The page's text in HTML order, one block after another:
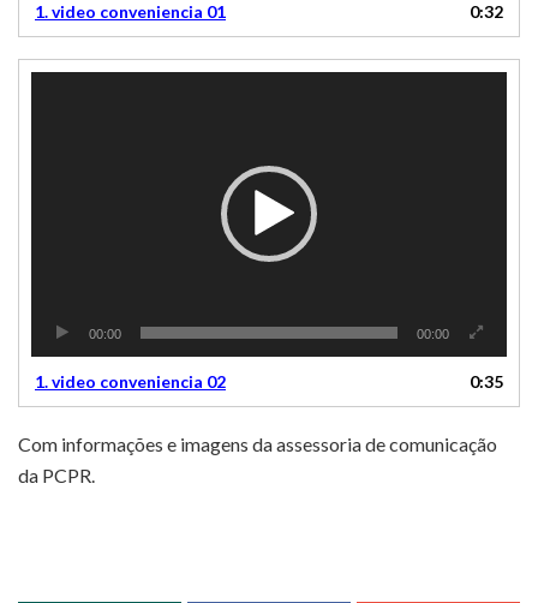
1.video conveniencia 01 0:32
00:00 00:00
1.video conveniencia 02 0:35
Com informações e imagens da assessoria de comunicação
da PCPR.